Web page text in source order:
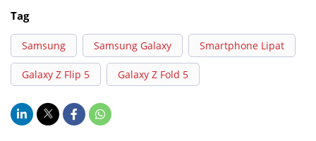
Tag
Samsung Samsung Galaxy Smartphone Lipat
Galaxy Z Flip 5 Galaxy Z Fold 5